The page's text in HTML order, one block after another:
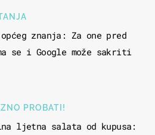
znanja: Za one pred
se i Google može sakriti
PROBATI!
ljetna salata od kupusa: